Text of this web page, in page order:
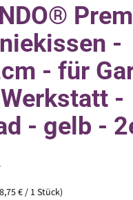
-
- für
-
- gelb -
€ / 1 Stück)